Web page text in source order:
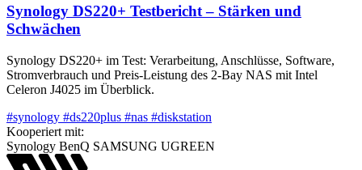
Synology DS220+ Testbericht – Stärken und
Schwächen
Synology DS220+ im Test: Verarbeitung, Anschlüsse, Software,
Stromverbrauch und Preis-Leistung des 2-Bay NAS mit Intel
Celeron J4025 im Überblick.
#synology #ds220plus #nas #diskstation
Kooperiert mit:
Synology BenQ SAMSUNG UGREEN